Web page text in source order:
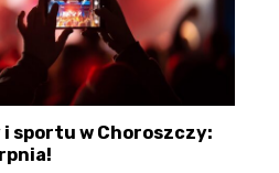
sportu w Choroszczy: